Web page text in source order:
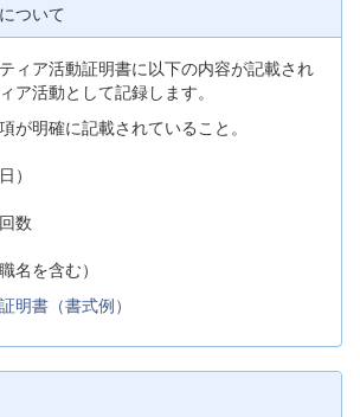
ついて
ィア活動証明書に以下の内容が記載され
ア活動として記録します。
が明確に記載されていること。
）
数
名を含む）
明書（書式例）